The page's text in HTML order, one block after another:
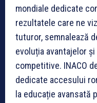
mondiale dedicate
rezultatele care ne
tuturor, semnalează
evoluția avantajelor
competitive. INACO
dedicate accesului
la educație avansată